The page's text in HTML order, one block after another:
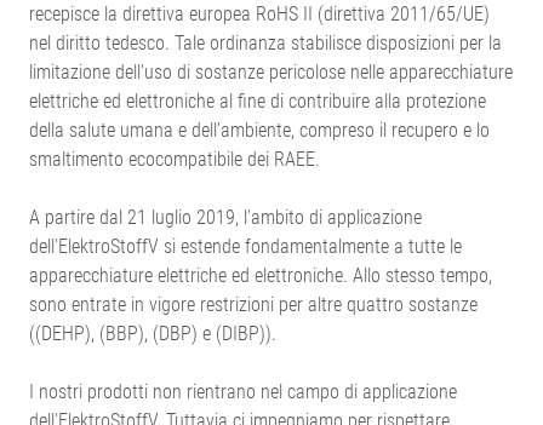
recepisce la direttiva europea RoHS II (direttiva 2011/65/UE)
nel diritto tedesco. Tale ordinanza stabilisce disposizioni per la
limitazione dell'uso di sostanze pericolose nelle apparecchiature
elettriche ed elettroniche al fine di contribuire alla protezione
della salute umana e dell'ambiente, compreso il recupero e lo
smaltimento ecocompatibile dei RAEE.
A partire dal 21 luglio 2019, l'ambito di applicazione
dell'ElektroStoffV si estende fondamentalmente a tutte le
apparecchiature elettriche ed elettroniche. Allo stesso tempo,
sono entrate in vigore restrizioni per altre quattro sostanze
((DEHP), (BBP), (DBP) e (DIBP)).
I nostri prodotti non rientrano nel campo di applicazione